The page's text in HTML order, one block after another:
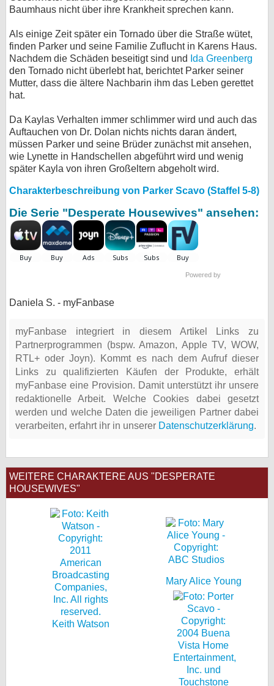
Baumhaus nicht über ihre Krankheit sprechen kann.
Als einige Zeit später ein Tornado über die Straße wütet,
finden Parker und seine Familie Zuflucht in Karens Haus.
Nachdem die Schäden beseitigt sind und Ida Greenberg
den Tornado nicht überlebt hat, berichtet Parker seiner
Mutter, dass die ältere Nachbarin ihm das Leben gerettet
hat.
Da Kaylas Verhalten immer schlimmer wird und auch das
Auftauchen von Dr. Dolan nichts nichts daran ändert,
müssen Parker und seine Brüder zunächst mit ansehen,
wie Lynette in Handschellen abgeführt wird und wenig
später Kayla von ihren Großeltern abgeholt wird.
Charakterbeschreibung von Parker Scavo (Staffel 5-8)
Die Serie "Desperate Housewives" ansehen:
Powered by
Daniela S. - myFanbase
myFanbase integriert in diesem Artikel Links zu
Partnerprogrammen (bspw. Amazon, Apple TV, WOW,
RTL+ oder Joyn). Kommt es nach dem Aufruf dieser
Links zu qualifizierten Käufen der Produkte, erhält
myFanbase eine Provision. Damit unterstützt ihr unsere
redaktionelle Arbeit. Welche Cookies dabei gesetzt
werden und welche Daten die jeweiligen Partner dabei
verarbeiten, erfahrt ihr in unserer Datenschutzerklärung.
WEITERE CHARAKTERE AUS "DESPERATE
HOUSEWIVES"
Keith Watson
Mary Alice Young